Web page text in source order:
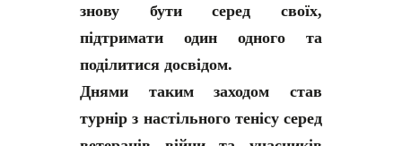
знову бути серед своїх,
підтримати один одного та
поділитися досвідом.
Днями таким заходом став
турнір з настільного тенісу серед